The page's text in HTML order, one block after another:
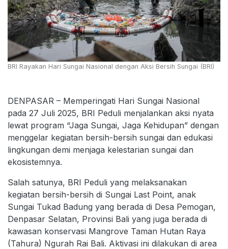
BRI Rayakan Hari Sungai Nasional dengan Aksi Bersih Sungai (BRI)
DENPASAR – Memperingati Hari Sungai Nasional
pada 27 Juli 2025, BRI Peduli menjalankan aksi nyata
lewat program “Jaga Sungai, Jaga Kehidupan” dengan
menggelar kegiatan bersih-bersih sungai dan edukasi
lingkungan demi menjaga kelestarian sungai dan
ekosistemnya.
Salah satunya, BRI Peduli yang melaksanakan
kegiatan bersih-bersih di Sungai Last Point, anak
Sungai Tukad Badung yang berada di Desa Pemogan,
Denpasar Selatan, Provinsi Bali yang juga berada di
kawasan konservasi Mangrove Taman Hutan Raya
(Tahura) Ngurah Rai Bali. Aktivasi ini dilakukan di area